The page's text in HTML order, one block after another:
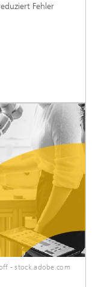
Fehler
- stock.adobe.com